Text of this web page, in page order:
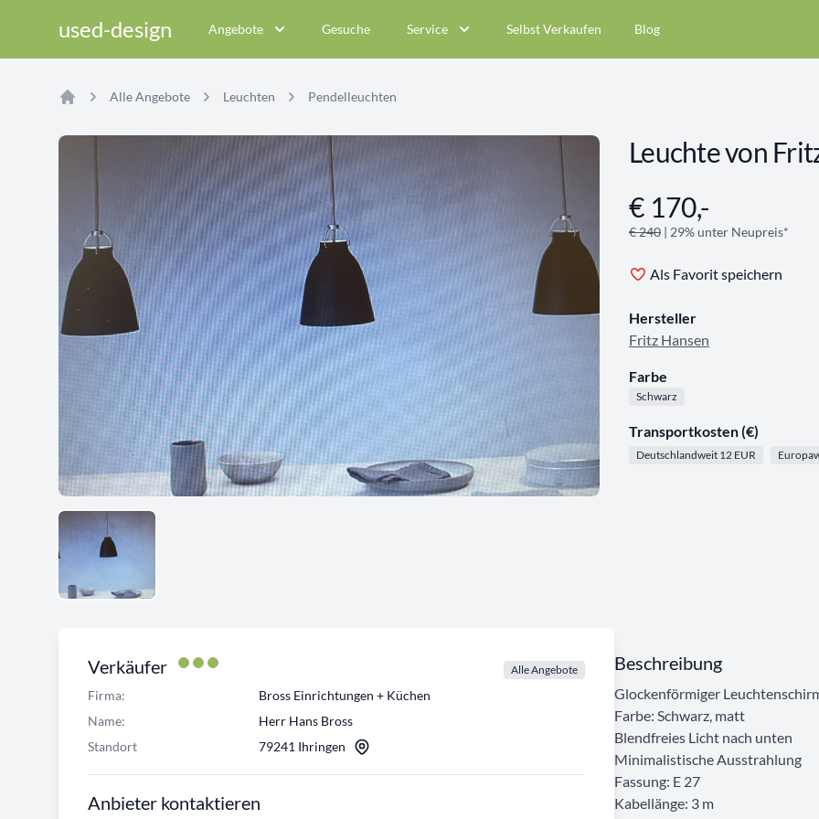
used-design Angebote Gesuche Service Selbst Verkaufen Blog
Alle Angebote Leuchten Pendelleuchten
Leuchte von
Angebotsinformationen
€ 170,-
€ 240 | 29% unter Neupreis*
Als Favorit speichern
Hersteller
Fritz Hansen
Farbe
Schwarz
Transportkosten (€)
Deutschlandweit 12 EUR
Verkäufer Alle Angebote
Firma:
Bross Einrichtungen + Küchen
Name:
Herr Hans Bross
Standort
79241 Ihringen
Anbieter kontaktieren
Beschreibung
Glockenförmiger
Farbe: Schwarz, matt
Blendfreies Licht nach unten
Minimalistische Ausstrahlung
Fassung: E 27
Kabellänge: 3 m